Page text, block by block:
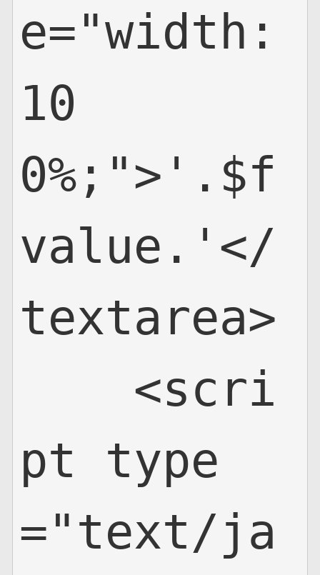
e="width:
10
0%;">'.$f
value.'</
textarea>
<scri
pt type
="text/ja